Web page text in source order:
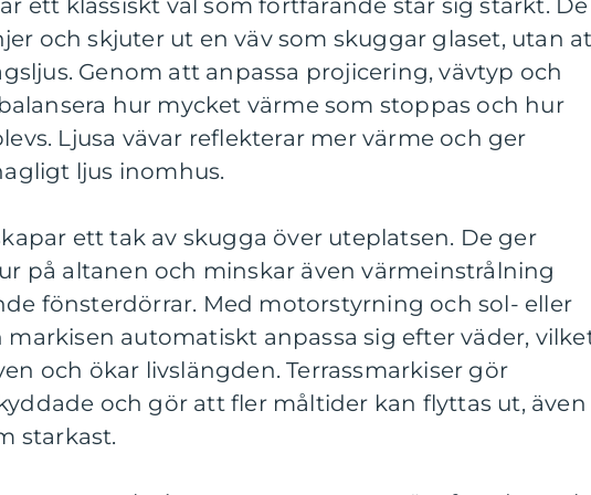
ett klassiskt val som fortfarande står sig starkt. De
och skjuter ut en väv som skuggar glaset, utan
Genom att anpassa projicering, vävtyp och
hur mycket värme som stoppas och hur
Ljusa vävar reflekterar mer värme och ger
ljus inomhus.
ett tak av skugga över uteplatsen. De ger
på altanen och minskar även värmeinstrålning
fönsterdörrar. Med motorstyrning och sol- eller
markisen automatiskt anpassa sig efter väder,
och ökar livslängden. Terrassmarkiser gör
och gör att fler måltider kan flyttas ut, även
starkast.